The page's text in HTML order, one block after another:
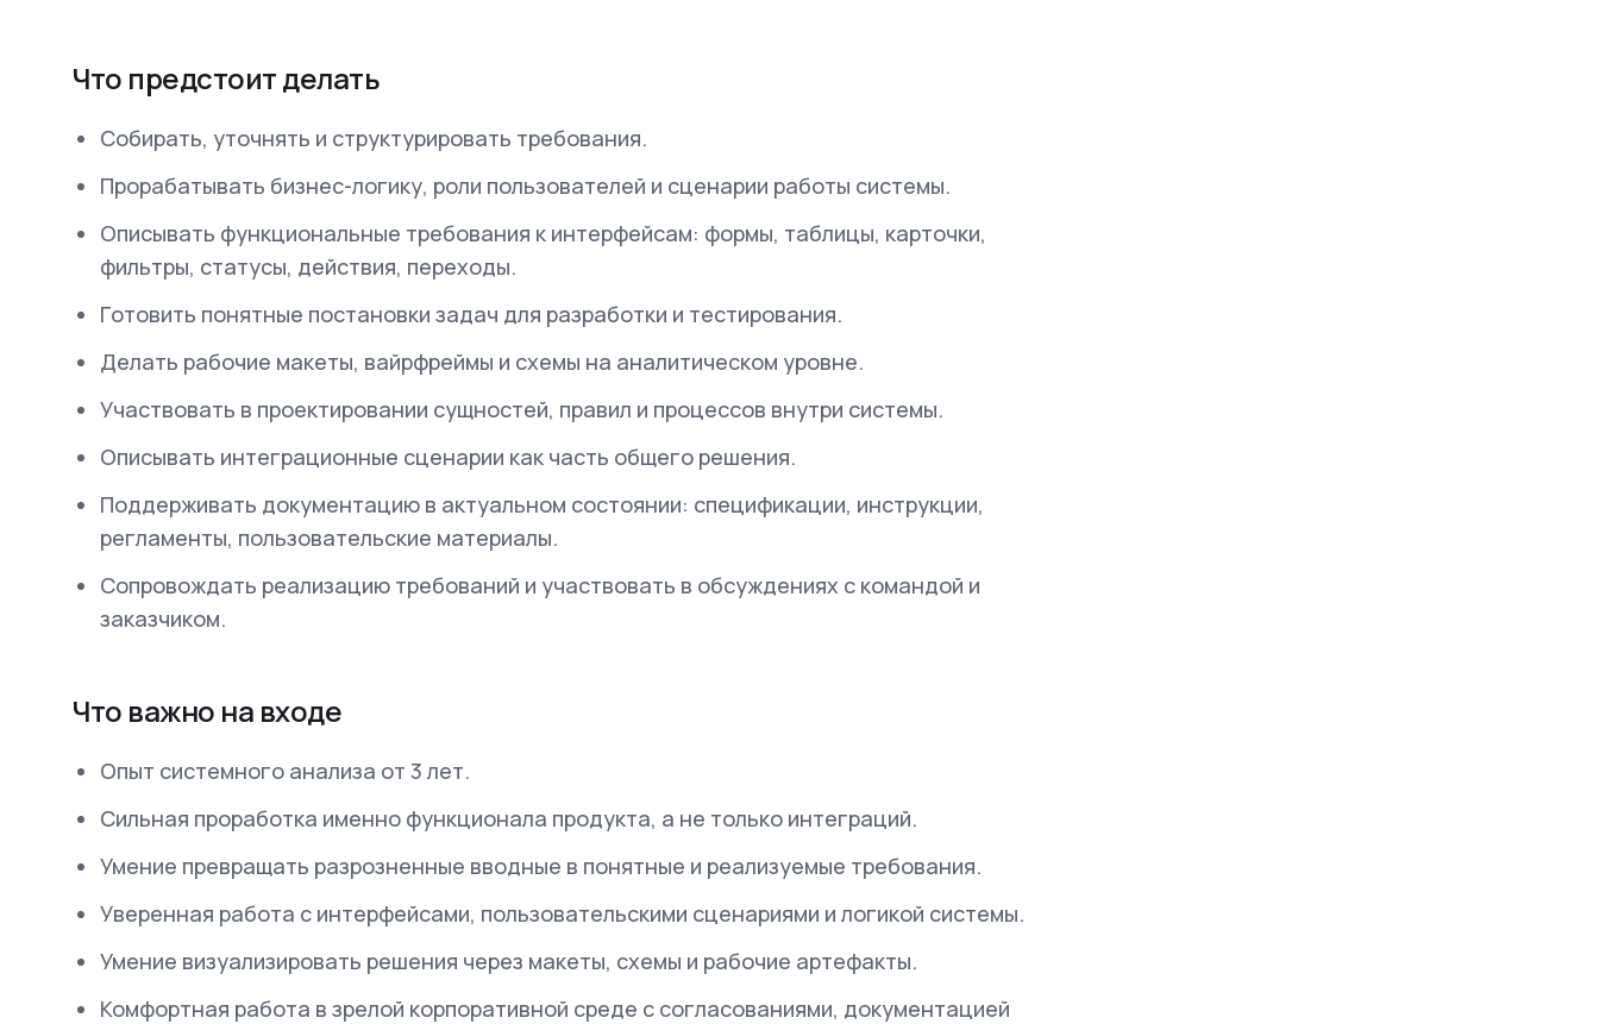
Что предстоит делать
Собирать, уточнять и структурировать требования.
Прорабатывать бизнес-логику, роли пользователей и сценарии работы системы.
Описывать функциональные требования к интерфейсам: формы, таблицы, карточки,
фильтры, статусы, действия, переходы.
Готовить понятные постановки задач для разработки и тестирования.
Делать рабочие макеты, вайрфреймы и схемы на аналитическом уровне.
Участвовать в проектировании сущностей, правил и процессов внутри системы.
Описывать интеграционные сценарии как часть общего решения.
Поддерживать документацию в актуальном состоянии: спецификации, инструкции,
регламенты, пользовательские материалы.
Сопровождать реализацию требований и участвовать в обсуждениях с командой и
заказчиком.
Что важно на входе
Опыт системного анализа от 3 лет.
Сильная проработка именно функционала продукта, а не только интеграций.
Умение превращать разрозненные вводные в понятные и реализуемые требования.
Уверенная работа с интерфейсами, пользовательскими сценариями и логикой системы.
Умение визуализировать решения через макеты, схемы и рабочие артефакты.
Комфортная работа в зрелой корпоративной среде с согласованиями, документацией